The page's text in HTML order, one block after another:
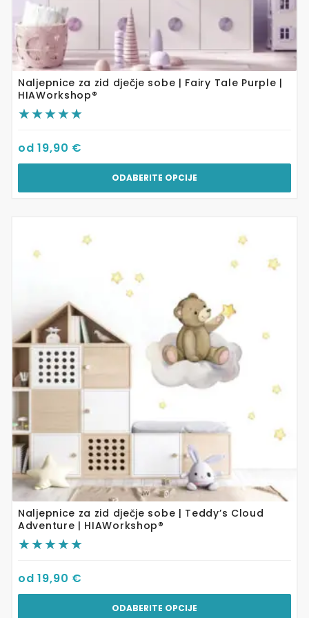
Naljepnice za zid dječje sobe | Fairy Tale Purple |
HIAWorkshop®
od19,90 €
ODABERITE OPCIJE
Naljepnice za zid dječje sobe | Teddy’s Cloud
Adventure | HIAWorkshop®
od19,90 €
ODABERITE OPCIJE
ima
se
mogu
odabrati
stranici
proizvoda